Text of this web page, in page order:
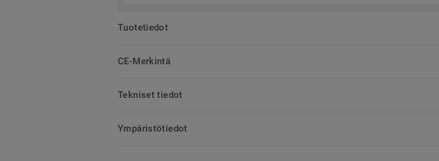
Tuotetiedot
CE-Merkintä
Tekniset tiedot
Ympäristötiedot